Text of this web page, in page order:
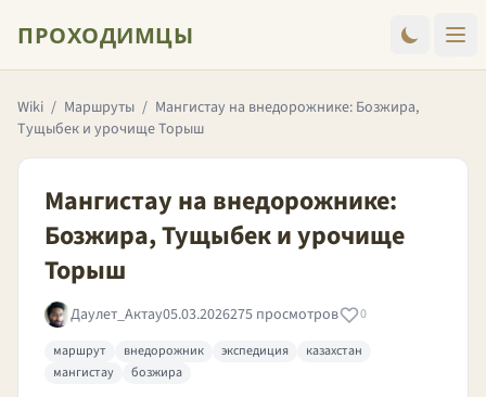
ПРОХОДИМЦЫ
Wiki / Маршруты / Мангистау на внедорожнике: Бозжира,
Тущыбек и урочище Торыш
Мангистау на внедорожнике:
Бозжира, Тущыбек и урочище
Торыш
Даулет_Актау05.03.2026275 просмотров
0
маршрут
внедорожник экспедиция
казахстан
мангистау
бозжира